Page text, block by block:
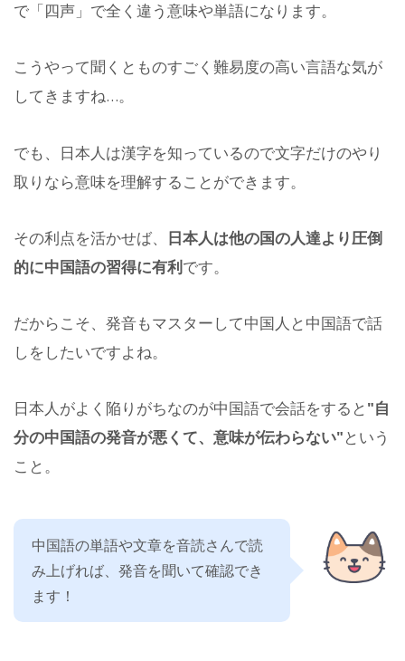
で「四声」で全く違う意味や単語になります。
こうやって聞くとものすごく難易度の高い言語な気が
してきますね…。
でも、日本人は漢字を知っているので文字だけのやり
取りなら意味を理解することができます。
その利点を活かせば、 日本人は他の国の人達より圧倒
的に中国語の習得に有利です。
だからこそ、発音もマスターして中国人と中国語で話
しをしたいですよね。
日本人がよく陥りがちなのが中国語で会話をすると"自
分の中国語の発音が悪くて、意味が伝わらない"という
こと。
中国語の単語や文章を音読さんで読
み上げれば、発音を聞いて確認でき
ます！